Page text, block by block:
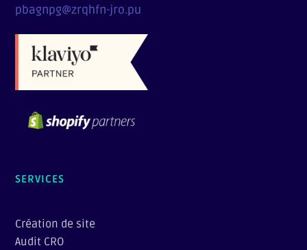
pbagnpg@zrqhfn-jro.pu
SERVICES
Création de site
Audit CRO